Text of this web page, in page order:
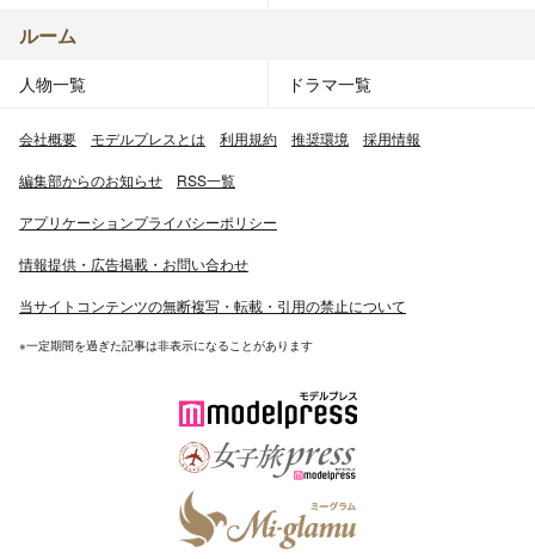
ルーム
人物一覧 ドラマ一覧
会社概要 モデルプレスとは 利用規約 推奨環境 採用情報
編集部からのお知らせ RSS一覧
アプリケーションプライバシーポリシー
情報提供・広告掲載・お問い合わせ
当サイトコンテンツの無断複写・転載・引用の禁止について
※一定期間を過ぎた記事は非表示になることがあります